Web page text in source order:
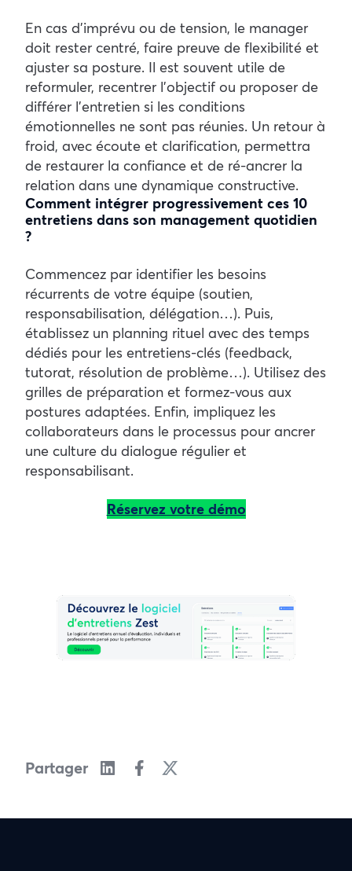
En cas d’imprévu ou de tension, le manager
doit rester centré, faire preuve de flexibilité et
ajuster sa posture. Il est souvent utile de
reformuler, recentrer l’objectif ou proposer de
différer l’entretien si les conditions
émotionnelles ne sont pas réunies. Un retour à
froid, avec écoute et clarification, permettra
de restaurer la confiance et de ré-ancrer la
relation dans une dynamique constructive.
Comment intégrer progressivement ces 10
entretiens dans son management quotidien
?
Commencez par identifier les besoins
récurrents de votre équipe (soutien,
responsabilisation, délégation…). Puis,
établissez un planning rituel avec des temps
dédiés pour les entretiens-clés (feedback,
tutorat, résolution de problème…). Utilisez des
grilles de préparation et formez-vous aux
postures adaptées. Enfin, impliquez les
collaborateurs dans le processus pour ancrer
une culture du dialogue régulier et
responsabilisant.
Réservez votre démo
Partager